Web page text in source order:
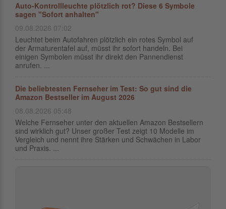
Auto-Kontrollleuchte plötzlich rot? Diese 6 Symbole
sagen "Sofort anhalten"
09.08.2026 07:02
Leuchtet beim Autofahren plötzlich ein rotes Symbol auf
der Armaturentafel auf, müsst ihr sofort handeln. Bei
einigen Symbolen müsst ihr direkt den Pannendienst
anrufen. ...
Die beliebtesten Fernseher im Test: So gut sind die
Amazon Bestseller im August 2026
08.08.2026 05:48
Welche Fernseher unter den aktuellen Amazon Bestsellern
sind wirklich gut? Unser großer Test zeigt 10 Modelle im
Vergleich und nennt ihre Stärken und Schwächen in Labor
und Praxis. ...